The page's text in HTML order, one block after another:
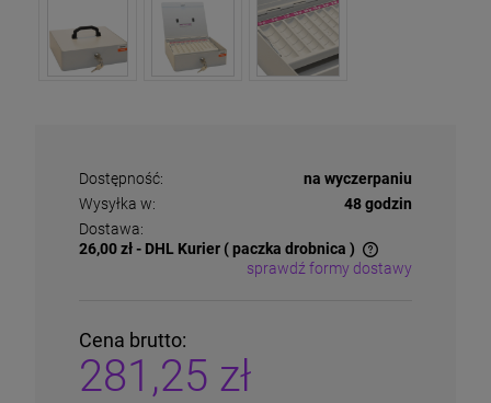
Dostępność:
na wyczerpaniu
Wysyłka w:
48 godzin
Dostawa:
26,00 zł- DHL Kurier ( paczka drobnica )
Cena nie zawiera ewentualnych kosztów płatności
sprawdź formy dostawy
Cena brutto:
281,25 zł